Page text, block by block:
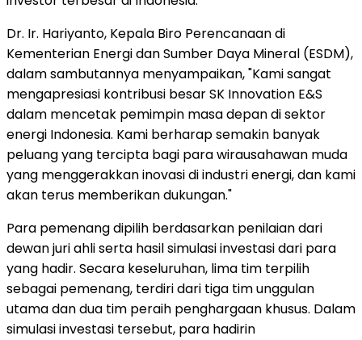
Dr. Ir. Hariyanto, Kepala Biro Perencanaan di
Kementerian Energi dan Sumber Daya Mineral (ESDM),
dalam sambutannya menyampaikan, "Kami sangat
mengapresiasi kontribusi besar SK Innovation E&S
dalam mencetak pemimpin masa depan di sektor
energi Indonesia. Kami berharap semakin banyak
peluang yang tercipta bagi para wirausahawan muda
yang menggerakkan inovasi di industri energi, dan kami
akan terus memberikan dukungan."
Para pemenang dipilih berdasarkan penilaian dari
dewan juri ahli serta hasil simulasi investasi dari para
yang hadir. Secara keseluruhan, lima tim terpilih
sebagai pemenang, terdiri dari tiga tim unggulan
utama dan dua tim peraih penghargaan khusus. Dalam
simulasi investasi tersebut, para hadirin